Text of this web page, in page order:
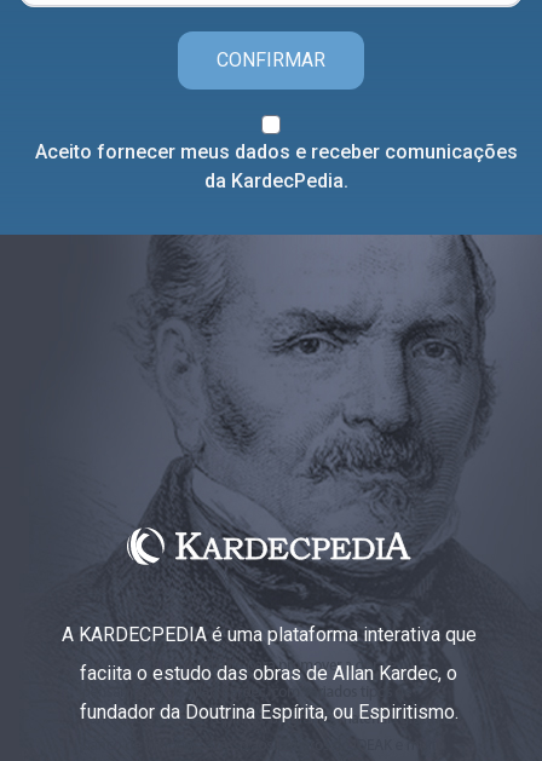
CONFIRMAR
Aceito fornecer meus dados e receber comunicações
da KardecPedia.
A KARDECPEDIA é uma plataforma interativa que
faciita o estudo das obras de Allan Kardec, o
fundador da Doutrina Espírita, ou Espiritismo.